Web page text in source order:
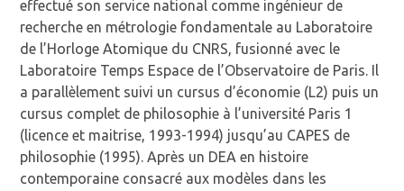
effectué son service national comme ingénieur de
recherche en métrologie fondamentale au Laboratoire
de l’Horloge Atomique du CNRS, fusionné avec le
Laboratoire Temps Espace de l’Observatoire de Paris. Il
a parallèlement suivi un cursus d’économie (L2) puis un
cursus complet de philosophie à l’université Paris 1
(licence et maitrise, 1993-1994) jusqu’au CAPES de
philosophie (1995). Après un DEA en histoire
contemporaine consacré aux modèles dans les